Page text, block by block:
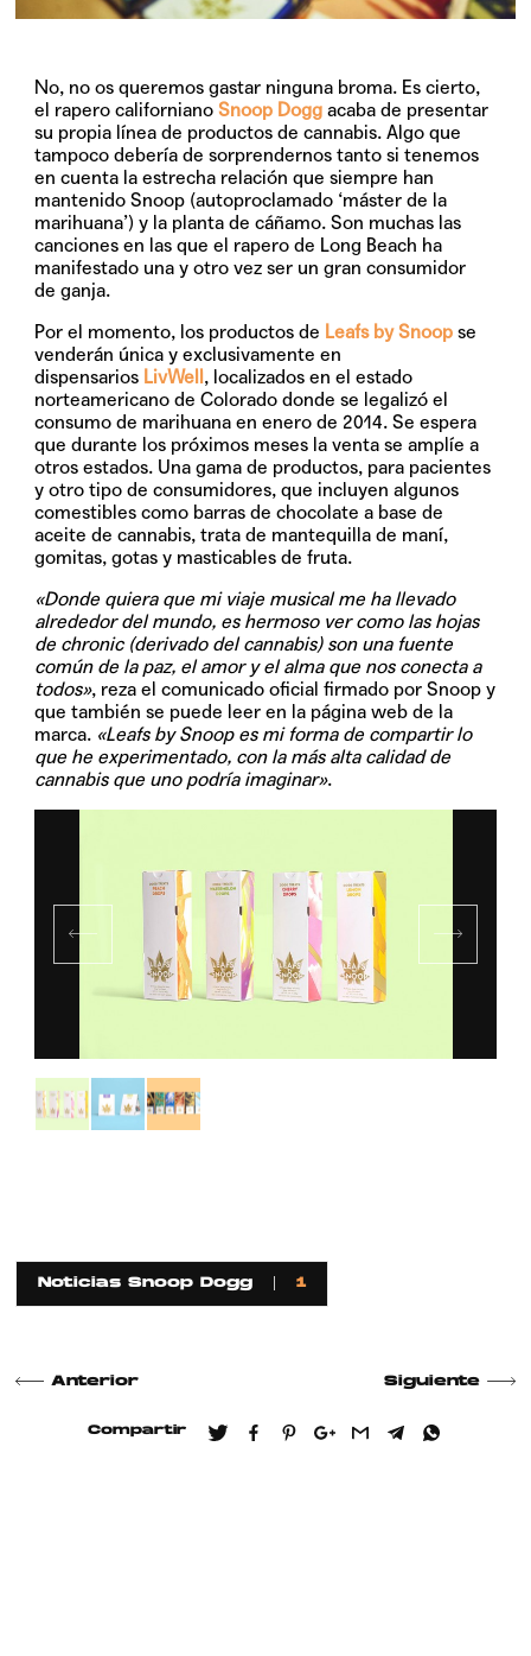
No, no os queremos gastar ninguna broma. Es cierto,
el rapero californianoSnoop Dogg acaba de presentar
su propia línea de productos de cannabis. Algo que
tampoco debería de sorprendernos tanto si tenemos
en cuenta la estrecha relación que siempre han
mantenido Snoop (autoproclamado ‘máster de la
marihuana’) y la planta de cáñamo. Son muchas las
canciones en las que el rapero de Long Beach ha
manifestado una y otro vez ser un gran consumidor
de ganja.
Por el momento, los productos de Leafs by Snoop se
venderán única y exclusivamente en
dispensarios LivWell, localizados en el estado
norteamericano de Colorado donde se legalizó el
consumo de marihuana en enero de 2014. Se espera
que durante los próximos meses la venta se amplíe a
otros estados. Una gama de productos, para pacientes
y otro tipo de consumidores, que incluyen algunos
comestibles como barras de chocolate a base de
aceite de cannabis, trata de mantequilla de maní,
gomitas, gotas y masticables de fruta.
«Donde quiera que mi viaje musical me ha llevado
alrededor del mundo, es hermoso ver como las hojas
de chronic (derivado del cannabis) son una fuente
común de la paz, el amor y el alma que nos conecta a
todos», reza el comunicado oficial firmado por Snoop y
que también se puede leer en la página web de la
marca. «Leafs by Snoop es mi forma de compartir lo
que he experimentado, con la más alta calidad de
cannabis que uno podría imaginar».
Noticias Snoop Dogg 1
Anterior Siguiente
Compartir